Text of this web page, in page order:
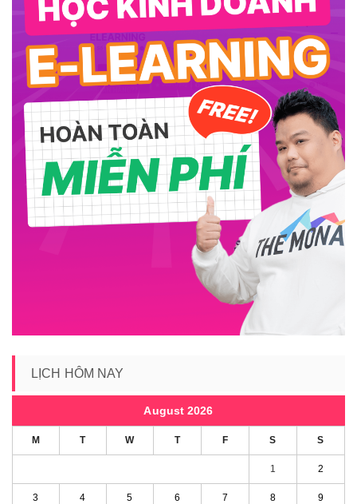
LỊCH HÔM NAY
August 2026
M T W T F S S
1 2
3 4 5 6 7 8 9